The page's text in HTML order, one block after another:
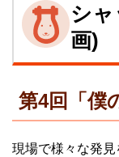
シ
画)
第4回「僕
現場で様々な発